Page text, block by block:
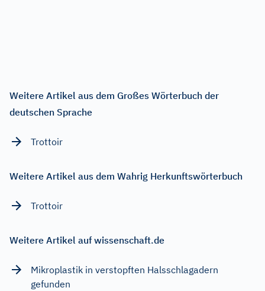
Weitere Artikel aus dem Großes Wörterbuch der
deutschen Sprache
Trottoir
Weitere Artikel aus dem Wahrig Herkunftswörterbuch
Trottoir
Weitere Artikel auf wissenschaft.de
Mikroplastik in verstopften Halsschlagadern
gefunden